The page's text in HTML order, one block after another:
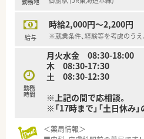
■2024年リニューアルしたリ
■月～土 8時30分～17時まで
ません。
■全職種定着率が高く、長くお
給与
時給2,000円～2,200円
※就業条件、経験等を考慮のうえ
勤務
時間
月火水金 08:30-18:00
木 08:30-17:30
土 08:30-12:30
※上記の間で応相談。
※「17時まで」「土日休み
＜薬局情報＞